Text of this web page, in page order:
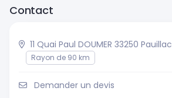
Contact
11 Quai Paul DOUMER 33250 Pauillac
Rayon de 90 km
Demander un devis